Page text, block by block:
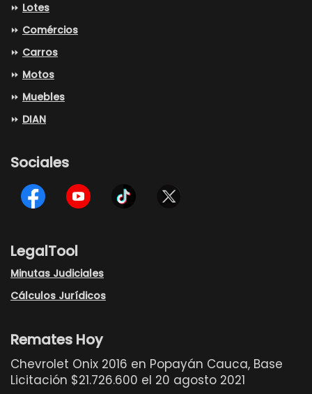
⏩ Lotes
⏩ Comércios
⏩ Carros
⏩ Motos
⏩ Muebles
⏩ DIAN
Sociales
LegalTool
Minutas Judiciales
Cálculos Jurídicos
Remates Hoy
Chevrolet Onix 2016 en Popayán Cauca, Base
Licitación $21.726.600 el 20 agosto 2021